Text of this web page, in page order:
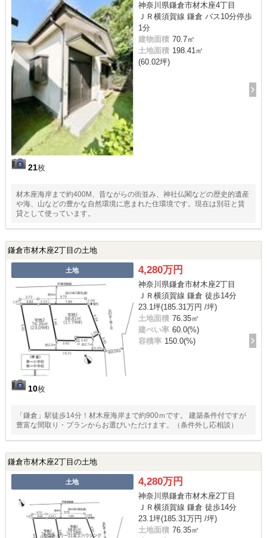
21枚
神奈川県鎌倉市材木座4丁目
ＪＲ横須賀線 鎌倉 バス10分停歩
1分
建物面積 70.7㎡
土地面積 198.41㎡
(60.02坪)
材木座海岸まで約400M、昔ながらの街並み、神社仏閣などの歴史的遺産
や海、山などの豊かな自然環境に恵まれた住環境です。現在は別荘と賃
貸として使っています。
鎌倉市材木座2丁目の土地
土地
10枚
4,280万円
神奈川県鎌倉市材木座2丁目
ＪＲ横須賀線 鎌倉 徒歩14分
23.1坪(185.31万円 /坪)
土地面積 76.35㎡
建ぺい率 60.0(%)
容積率 150.0(%)
「鎌倉」駅徒歩14分！材木座海岸まで約900ｍです。 建築条件付ですが
豊富な間取り・プランからお選びいただけます。（条件外し応相談）
鎌倉市材木座2丁目の土地
土地 4,280万円
神奈川県鎌倉市材木座2丁目
ＪＲ横須賀線 鎌倉 徒歩14分
23.1坪(185.31万円 /坪)
土地面積 76.35㎡